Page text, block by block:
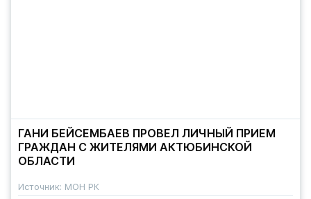
ГАНИ БЕЙСЕМБАЕВ ПРОВЕЛ ЛИЧНЫЙ ПРИЕМ
ГРАЖДАН С ЖИТЕЛЯМИ АКТЮБИНСКОЙ
ОБЛАСТИ
Источник: МОН РК